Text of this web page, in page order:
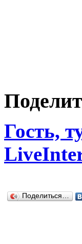
Гость,
Поделиться…